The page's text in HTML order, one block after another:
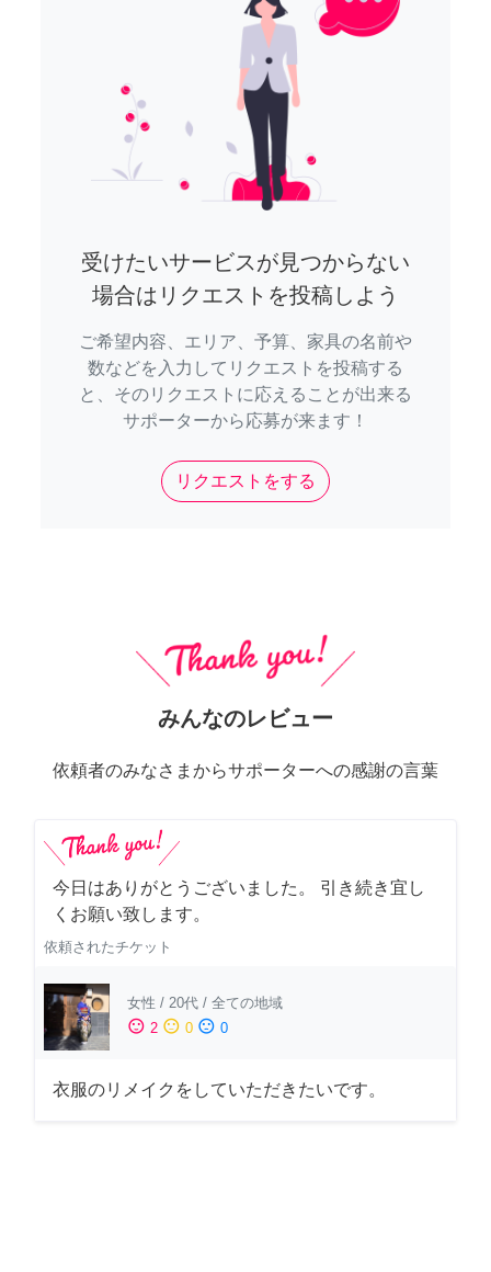
受けたいサービスが見つからない
場合はリクエストを投稿しよう
ご希望内容、エリア、予算、家具の名前や
数などを入力してリクエストを投稿する
と、そのリクエストに応えることが出来る
サポーターから応募が来ます！
リクエストをする
みんなのレビュー
依頼者のみなさまからサポーターへの感謝の言葉
今日はありがとうございました。 引き続き宜し
くお願い致します。
依頼されたチケット
女性 / 20代 / 全ての地域
sentiment_satisfied 2 sentiment_neutral 0 sentiment_dissatisfied 0
衣服のリメイクをしていただきたいです。